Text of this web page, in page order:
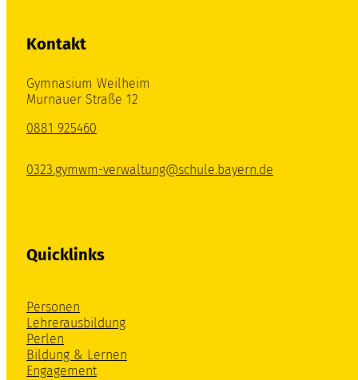
Kontakt
Gymnasium Weilheim
Murnauer Straße 12
0881 925460
0323.gymwm-verwaltung@schule.bayern.de
Quicklinks
Personen
Lehrerausbildung
Perlen
Bildung & Lernen
Engagement